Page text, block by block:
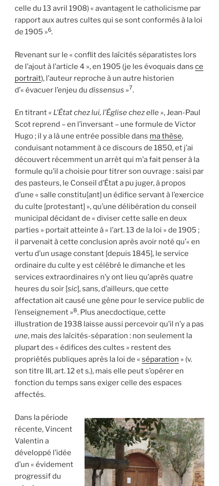
celle du 13 avril 1908) « avantagent le catholicisme par
rapport aux autres cultes qui se sont conformés à la loi
de 1905 »6.
Revenant sur le « conflit des laïcités séparatistes lors
de l’ajout à l’article 4 », en 1905 (je les évoquais dans ce
portrait), l’auteur reproche à un autre historien
d’« évacuer l’enjeu du dissensus »7.
En titrant« L’État chez lui, l’Église chez elle », Jean-Paul
Scot reprend – en l’inversant – une formule de Victor
Hugo ; il y a là une entrée possible dans ma thèse,
conduisant notamment à ce discours de 1850, et j’ai
découvert récemment un arrêt qui m’a fait penser à la
formule qu’il a choisie pour titrer son ouvrage : saisi par
des pasteurs, le Conseil d’État a pu juger, à propos
d’une « salle constitu[ant] un édifice servant à l’exercice
du culte [protestant] », qu’une délibération du conseil
municipal décidant de « diviser cette salle en deux
parties » portait atteinte à « l’art. 13 de la loi » de 1905 ;
il parvenait à cette conclusion après avoir noté qu’« en
vertu d’un usage constant [depuis 1845], le service
ordinaire du culte y est célébré le dimanche et les
services extraordinaires n’y ont lieu qu’après quatre
heures du soir [sic], sans, d’ailleurs, que cette
affectation ait causé une gêne pour le service public de
l’enseignement »8. Plus anecdoctique, cette
illustration de 1938 laisse aussi percevoir qu’il n’y a pas
une, mais des laïcités-séparation : non seulement la
plupart des « édifices des cultes » restent des
propriétés publiques après la loi de « séparation » (v.
son titre III, art. 12 et s.), mais elle peut s’opérer en
fonction du temps sans exiger celle des espaces
affectés.
Dans la période
récente, Vincent
Valentin a
développé l’idée
d’un « évidement
progressif du